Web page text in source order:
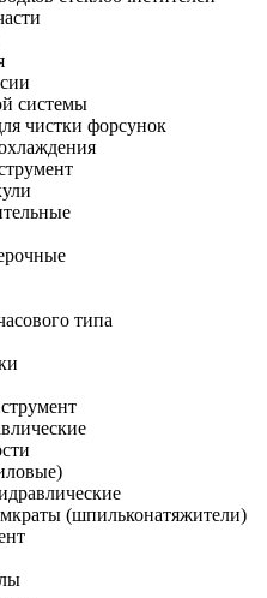
системы
чистки форсунок
типа
(шпильконатяжители)